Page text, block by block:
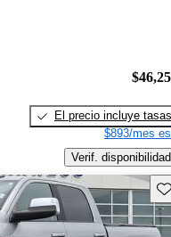
El precio incluye tasas
$893/mes
Verif. disponibilidad